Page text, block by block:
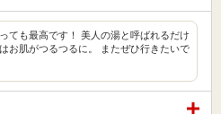
ても最高です！ 美人の湯と呼ばれるだけ
お肌がつるつるに。 またぜひ行きたいで